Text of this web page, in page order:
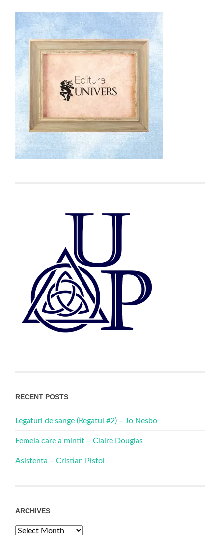
RECENT POSTS
Legaturi de sange (Regatul #2) – Jo Nesbo
Femeia care a mintit – Claire Douglas
Asistenta – Cristian Pistol
ARCHIVES
Archives